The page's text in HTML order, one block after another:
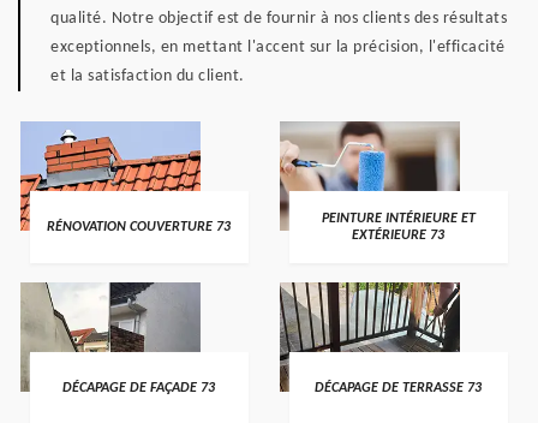
qualité. Notre objectif est de fournir à nos clients des résultats
exceptionnels, en mettant l'accent sur la précision, l'efficacité
et la satisfaction du client.
RÉNOVATION COUVERTURE 73
PEINTURE INTÉRIEURE ET
EXTÉRIEURE 73
DÉCAPAGE DE FAÇADE 73 DÉCAPAGE DE TERRASSE 73